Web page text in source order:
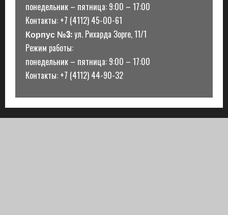
понедельник – пятница: 9:00 – 17:00
Контакты: +7 (4112) 45-00-61
Корпус №3:ул. Рихарда Зорге, 11/1
Режим работы:
понедельник – пятница: 9:00 – 17:00
Контакты: +7 (4112) 44-90-32